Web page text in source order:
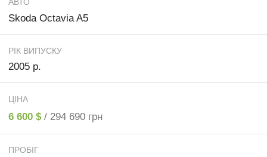
Skoda Octavia A5
РІК ВИПУСКУ
2005 р.
ЦІНА
6 600 $ / 294 690 грн
ПРОБІГ